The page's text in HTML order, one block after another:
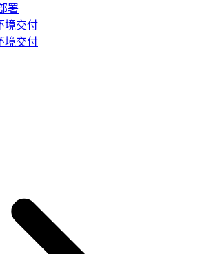
署
境交付
境交付